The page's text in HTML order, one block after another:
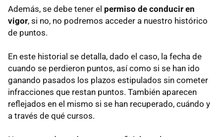
Además, se debe tener el permiso de conducir en
vigor, si no, no podremos acceder a nuestro histórico
de puntos.
En este historial se detalla, dado el caso, la fecha de
cuando se perdieron puntos, así como si se han ido
ganando pasados los plazos estipulados sin cometer
infracciones que restan puntos. También aparecen
reflejados en el mismo si se han recuperado, cuándo y
a través de qué cursos.